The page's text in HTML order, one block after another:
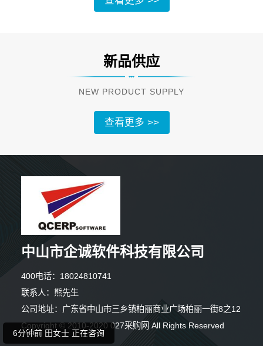
新品供应
NEW PRODUCT SUPPLY
查看更多 >>
中山市企诚软件科技有限公司
400电话：18024810741
联系人：熊先生
公司地址：广东省中山市三乡镇柏丽商业广场柏丽一街8之12
Copyright © 2010-2020 027采购网 All Rights Reserved
7分钟前 苏女士 正在咨询
4分钟前 陈女士 正在咨询
6分钟前 田女士 正在咨询
10分钟前 吴小姐 正在咨询